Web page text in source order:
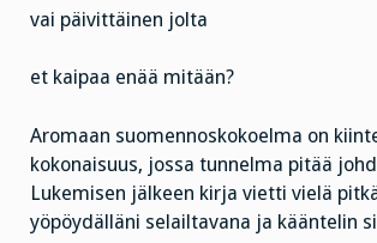
vai päivittäinen jolta
et kaipaa enää mitään?
Aromaan suomennoskokoelma on
kokonaisuus, jossa tunnelma pitää
Lukemisen jälkeen kirja vietti vielä
yöpöydälläni selailtavana ja kääntelin